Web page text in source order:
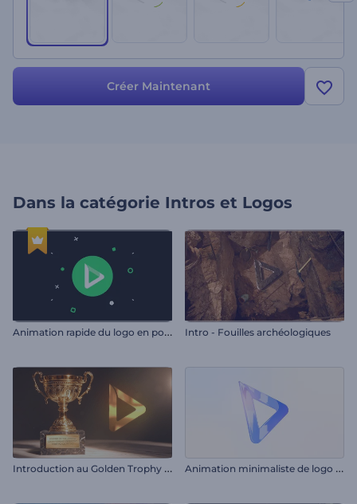
Créer Maintenant
Dans la catégorie Intros et Logos
A
nimation rapide du logo en pop-up Intro - Fouilles archéologiques
I
ntroduction au Golden Trophy Award A
nimation minimaliste de logo d'entreprise